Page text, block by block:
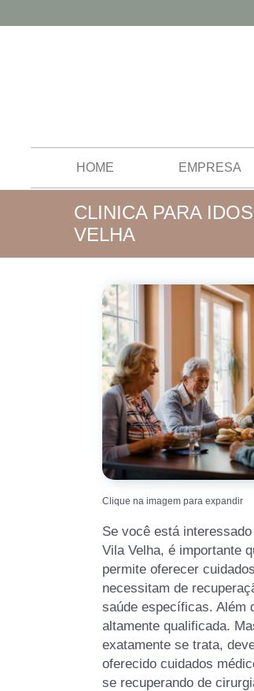
HOME EMPRESA
CLINICA PARA
VELHA
Clique na imagem para expandir
Se você está
Vila Velha, é importante
permite oferecer
necessitam de
saúde específicas. Além
altamente qualificada.
exatamente se trata,
oferecido cuidados
se recuperando de